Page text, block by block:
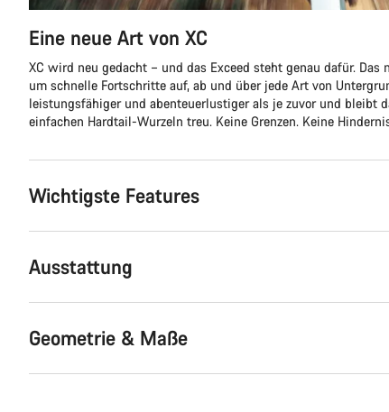
Eine neue Art von XC
XC wird neu gedacht – und das Exceed steht genau dafür. Das
um schnelle Fortschritte auf, ab und über jede Art von
leistungsfähiger und abenteuerlustiger als je zuvor und bleibt
einfachen Hardtail-Wurzeln treu. Keine Grenzen. Keine
Wichtigste Features
Ausstattung
Geometrie & Maße